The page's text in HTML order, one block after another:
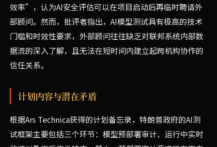
效率”，认为AI安全评估可以在项目启动后再临时聘请外
部顾问。然而，批评者指出，AI模型测试具有极高的技术
门槛和时效性要求，外部顾问往往缺乏对联邦系统内部数
据流的深入了解，且无法在短时间内建立起跨机构协作的
信任关系。
计划内容与潜在矛盾
根据Ars Technica获得的计划备忘录，特朗普政府的AI测
试框架主要包括三个环节：模型预部署审计、运行中实时